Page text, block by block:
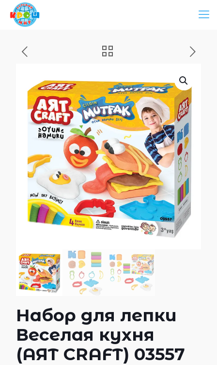
Набор для лепки
Веселая кухня
(AЯT CRAFT) 03557